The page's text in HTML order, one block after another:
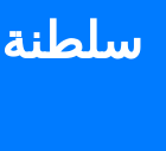
سلطنة